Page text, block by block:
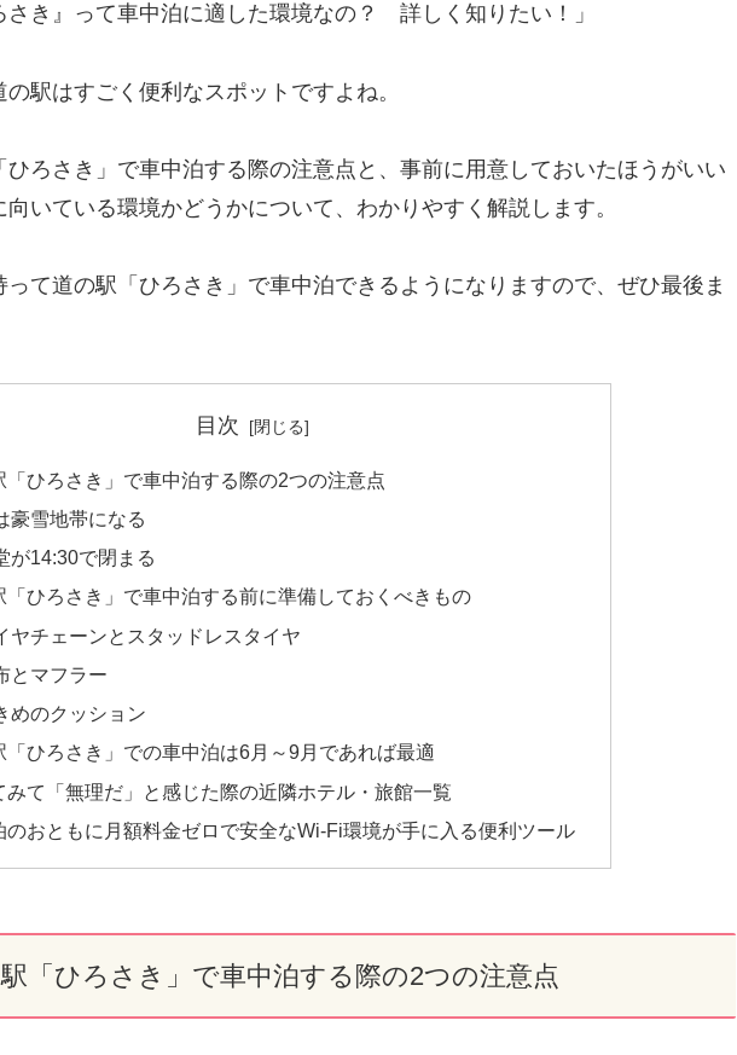
さき』って車中泊に適した環境なの？ 詳しく知りたい！」
駅はすごく便利なスポットですよね。
ひろさき」で車中泊する際の注意点と、事前に用意しておいたほうがいい
いている環境かどうかについて、わかりやすく解説します。
て道の駅「ひろさき」で車中泊できるようになりますので、ぜひ最後ま
目次
「ひろさき」で車中泊する際の2つの注意点
豪雪地帯になる
が14:30で閉まる
「ひろさき」で車中泊する前に準備しておくべきもの
ヤチェーンとスタッドレスタイヤ
とマフラー
めのクッション
「ひろさき」での車中泊は6月～9月であれば最適
みて「無理だ」と感じた際の近隣ホテル・旅館一覧
のおともに月額料金ゼロで安全なWi-Fi環境が手に入る便利ツール
「ひろさき」で車中泊する際の2つの注意点